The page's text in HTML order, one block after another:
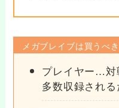
メガブレイブは買うべ
プレイヤー…対
多数収録され